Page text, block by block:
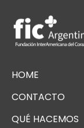
HOME
CONTACTO
QUÉ HACEMOS